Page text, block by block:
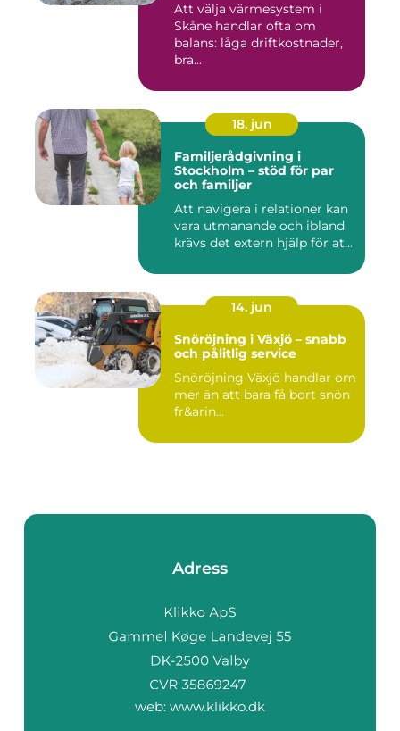
Att välja värmesystem i
Skåne handlar ofta om
balans: låga driftkostnader,
bra...
18. jun
Familjerådgivning i
Stockholm – stöd för par
och familjer
Att navigera i relationer kan
vara utmanande och ibland
krävs det extern hjälp för at...
14. jun
Snöröjning i Växjö – snabb
och pålitlig service
Snöröjning Växjö handlar om
mer än att bara få bort snön
fr&arin...
Adress
web: www.klikko.dk